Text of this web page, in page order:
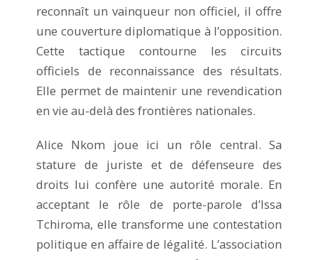
reconnaît un vainqueur non officiel, il offre
une couverture diplomatique à l’opposition.
Cette tactique contourne les circuits
officiels de reconnaissance des résultats.
Elle permet de maintenir une revendication
en vie au-delà des frontières nationales.
Alice Nkom joue ici un rôle central. Sa
stature de juriste et de défenseure des
droits lui confère une autorité morale. En
acceptant le rôle de porte-parole d’Issa
Tchiroma, elle transforme une contestation
politique en affaire de légalité. L’association